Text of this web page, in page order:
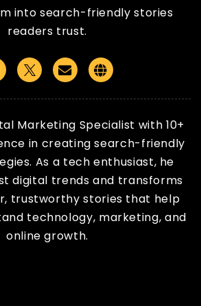
into search-friendly stories
readers trust.
EmailWebsite
Marketing Specialist with 10+
in creating search-friendly
As a tech enthusiast, he
digital trends and transforms
trustworthy stories that help
technology, marketing, and
online growth.